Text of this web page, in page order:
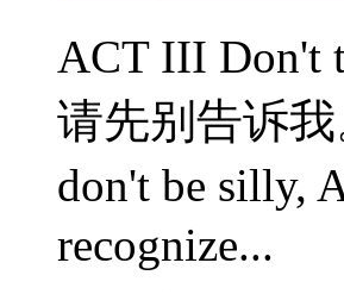
ACT III Don't
请先别告诉
don't be silly,
recognize...